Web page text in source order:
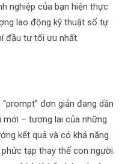
nghiệp của bạn hiện thực
lao động kỹ thuật số tự
đầu tư tối ưu nhất.
đơn giản đang dần
– tương lai của những
kết quả và có khả năng
tạp thay thế con người.